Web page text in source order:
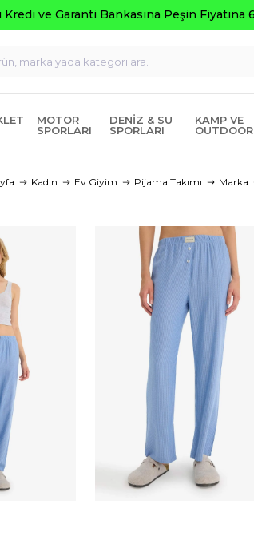
Peşin Fiyatına 6 Taksit
MOTOR
SPORLARI
DENIZ & SU
SPORLARI
KAMP VE
OUTDOOR
Kadın Ev Giyim Pijama Takımı Marka